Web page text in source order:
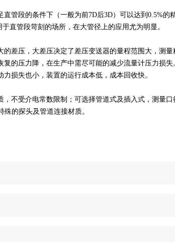
管段的条件下（一般为前7D后3D）可以达到0.5%的
直管段苛刻的场所，在大管径上的应用尤为明显。
压，大差压决定了差压变送器的量程范围大，测量
压力降，在生产中需尽可能的减少流量计压力损失
损失也小，装置的运行成本低，成本回收快。
不受介电常数限制；可选择管道式及插入式，测量口
的探头及管道连接材质。